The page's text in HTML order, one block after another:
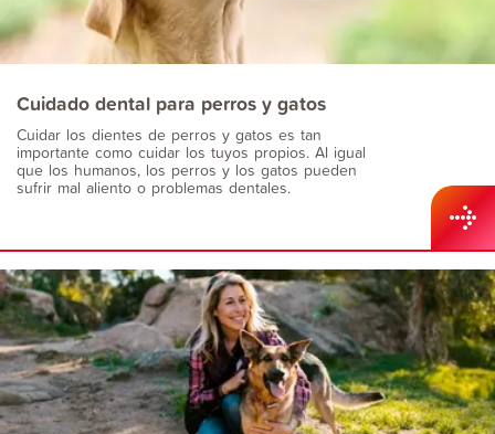
Cuidado dental para perros y gatos
Cuidar los dientes de perros y gatos es tan
importante como cuidar los tuyos propios. Al igual
que los humanos, los perros y los gatos pueden
sufrir mal aliento o problemas dentales.